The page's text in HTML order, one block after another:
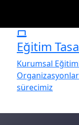
Eğitim
Kurumsal
sürecimiz